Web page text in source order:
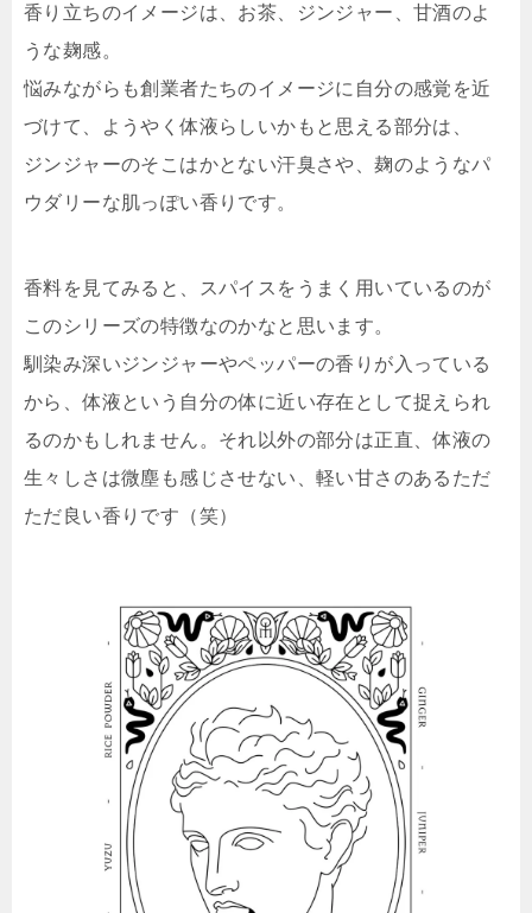
香り立ちのイメージは、お茶、ジンジャー、甘酒のよ
うな麹感。
悩みながらも創業者たちのイメージに自分の感覚を近
づけて、ようやく体液らしいかもと思える部分は、
ジンジャーのそこはかとない汗臭さや、麹のようなパ
ウダリーな肌っぽい香りです。
香料を見てみると、スパイスをうまく用いているのが
このシリーズの特徴なのかなと思います。
馴染み深いジンジャーやペッパーの香りが入っている
から、体液という自分の体に近い存在として捉えられ
るのかもしれません。それ以外の部分は正直、体液の
生々しさは微塵も感じさせない、軽い甘さのあるただ
ただ良い香りです（笑）